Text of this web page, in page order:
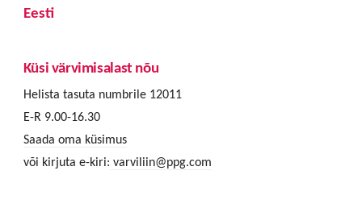
Eesti
Küsi värvimisalast nõu
Helista tasuta numbrile 12011
E-R 9.00-16.30
Saada oma küsimus
või kirjuta e-kiri: varviliin@ppg.com